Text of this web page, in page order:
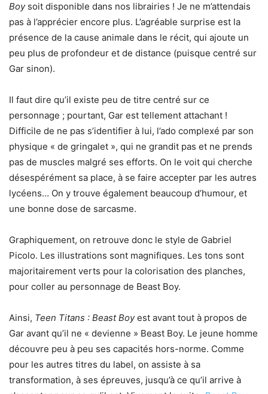
Boysoit disponible dans nos librairies ! Je ne m’attendais
pas à l’apprécier encore plus. L’agréable surprise est la
présence de la cause animale dans le récit, qui ajoute un
peu plus de profondeur et de distance (puisque centré sur
Gar sinon).
Il faut dire qu’il existe peu de titre centré sur ce
personnage ; pourtant, Gar est tellement attachant !
Difficile de ne pas s’identifier à lui, l’ado complexé par son
physique « de gringalet », qui ne grandit pas et ne prends
pas de muscles malgré ses efforts. On le voit qui cherche
désespérément sa place, à se faire accepter par les autres
lycéens… On y trouve également beaucoup d’humour, et
une bonne dose de sarcasme.
Graphiquement, on retrouve donc le style de Gabriel
Picolo. Les illustrations sont magnifiques. Les tons sont
majoritairement verts pour la colorisation des planches,
pour coller au personnage de Beast Boy.
Ainsi, Teen Titans : Beast Boyest avant tout à propos de
Gar avant qu’il ne « devienne » Beast Boy. Le jeune homme
découvre peu à peu ses capacités hors-norme. Comme
pour les autres titres du label, on assiste à sa
transformation, à ses épreuves, jusqu’à ce qu’il arrive à